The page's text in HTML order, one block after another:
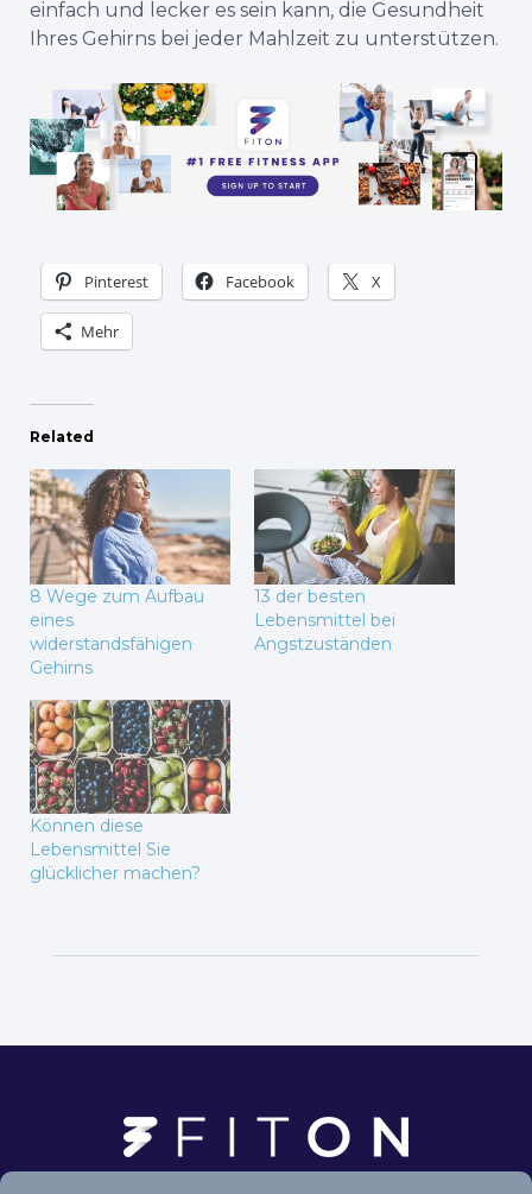
einfach und lecker es sein kann, die Gesundheit
Ihres Gehirns bei jeder Mahlzeit zu unterstützen.
Pinterest Facebook X
Mehr
Related
8 Wege zum Aufbau
eines
widerstandsfähigen
Gehirns
13 der besten
Lebensmittel bei
Angstzuständen
Können diese
Lebensmittel Sie
glücklicher machen?